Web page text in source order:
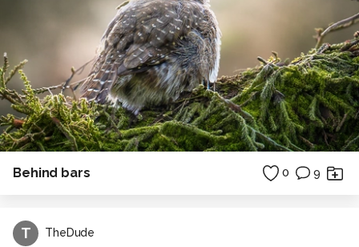
Behind bars 0 9
T TheDude